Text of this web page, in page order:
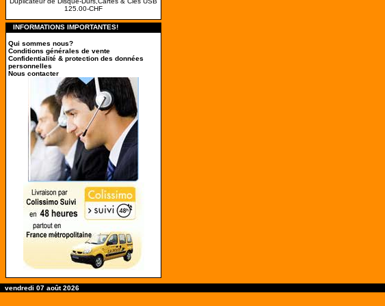
125.00-CHF
INFORMATIONS IMPORTANTES!
Qui sommes nous?
Conditions générales de vente
Confidentialité & protection des données
personnelles
Nous contacter
vendredi 07 août 2026